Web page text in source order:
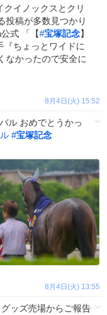
クイノックスとクリ
投稿が多数見つかり
式 「【#宝塚記念】
『ちょっとワイドに
なかったので安全に
8月4日(火) 15:52
ル おめでとうかっ
#宝塚記念
8月4日(火) 13:55
ッズ売場からご報告